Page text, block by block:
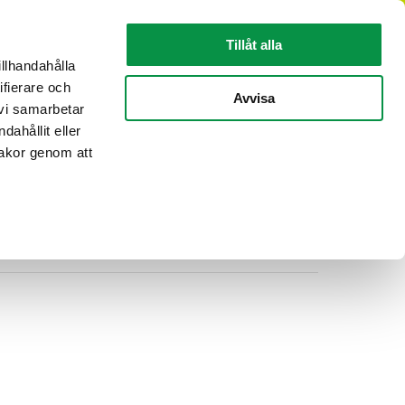
och
samarbetar
eller
genom att
Tillåt alla
Avvisa
SV
KABELINFORMATION OM REKA